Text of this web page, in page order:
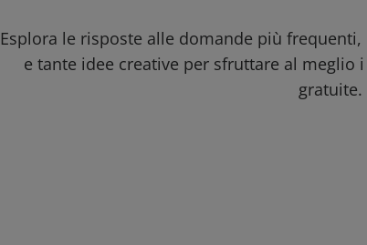
Esplora le risposte alle domande più
e tante idee creative per sfruttare al
gratuite.